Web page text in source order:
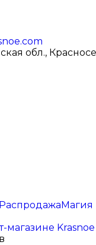
обл.,
РаспродажаМагия